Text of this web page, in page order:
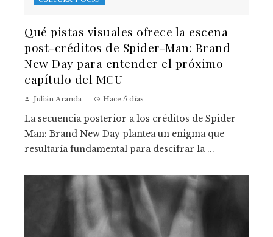
Qué pistas visuales ofrece la escena
post-créditos de Spider-Man: Brand
New Day para entender el próximo
capítulo del MCU
Julián Aranda Hace 5 días
La secuencia posterior a los créditos de Spider-
Man: Brand New Day plantea un enigma que
resultaría fundamental para descifrar la ...